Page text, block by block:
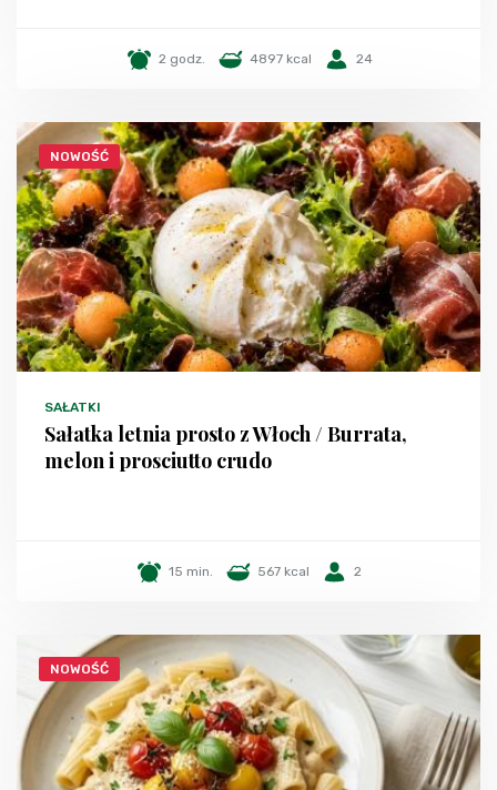
2 godz. 4897 kcal 24
NOWOŚĆ
SAŁATKI
Sałatka letnia prosto z Włoch / Burrata,
melon i prosciutto crudo
15 min. 567 kcal 2
NOWOŚĆ